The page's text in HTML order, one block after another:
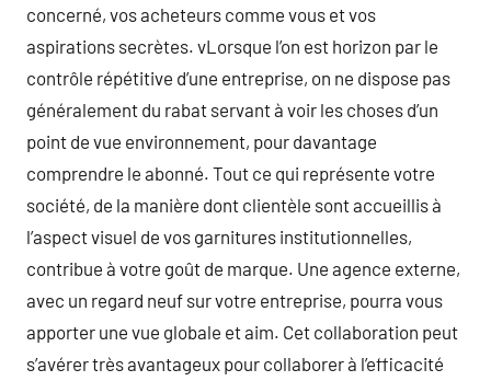
concerné, vos acheteurs comme vous et vos
aspirations secrètes. vLorsque l’on est horizon par le
contrôle répétitive d’une entreprise, on ne dispose pas
généralement du rabat servant à voir les choses d’un
point de vue environnement, pour davantage
comprendre le abonné. Tout ce qui représente votre
société, de la manière dont clientèle sont accueillis à
l’aspect visuel de vos garnitures institutionnelles,
contribue à votre goût de marque. Une agence externe,
avec un regard neuf sur votre entreprise, pourra vous
apporter une vue globale et aim. Cet collaboration peut
s’avérer très avantageux pour collaborer à l’efficacité